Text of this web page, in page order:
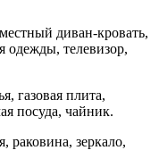
диван-кровать,
одежды, телевизор,
газовая плита,
посуда, чайник.
раковина, зеркало,